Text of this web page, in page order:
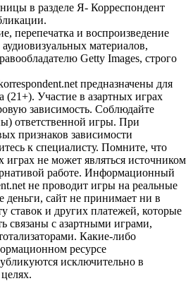
в разделе Я- Корреспондент
перепечатка и воспроизведение
материалов,
Getty Images, строго
предназначены для
(21+). Участие в азартных играх
зависимость. Соблюдайте
ответственной игры. При
признаков зависимости
к специалисту. Помните, что
играх не может являться источником
работе. Информационный
не проводит игры на реальные
деньги, сайт не принимает ни в
ставок и других платежей, которые
связаны с азартными играми,
Какие-либо
ресурсе
исключительно в